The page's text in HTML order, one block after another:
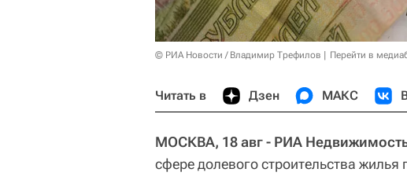
© РИА Новости / Владимир Трефилов Перейти в
Читать в Дзен МАКС
МОСКВА, 18 авг - РИА
сфере долевого строительства